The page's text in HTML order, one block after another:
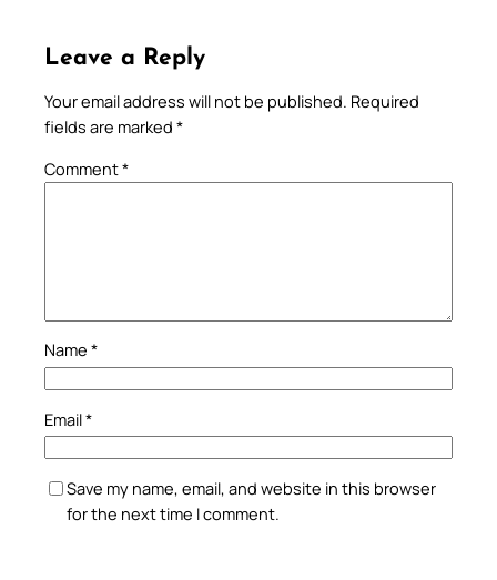
Leave a Reply
Your email address will not be published. Required
fields are marked *
Comment*
Name *
Email*
Save my name, email, and website in this browser
for the next time I comment.